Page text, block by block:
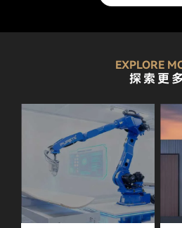
EXPLORE
探索更多